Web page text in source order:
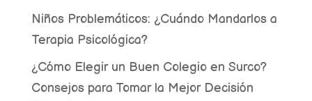
Niños Problemáticos: ¿Cuándo Mandarlos a
Terapia Psicológica?
¿Cómo Elegir un Buen Colegio en Surco?
Consejos para Tomar la Mejor Decisión